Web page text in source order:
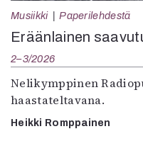
Musiikki Paperilehdestä
Eräänlainen
2–3/2026
Nelikymppinen
haastateltavana.
Heikki Romppainen